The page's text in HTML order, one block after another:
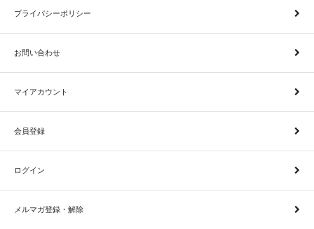
プライバシーポリシー
お問い合わせ
マイアカウント
会員登録
ログイン
メルマガ登録・解除